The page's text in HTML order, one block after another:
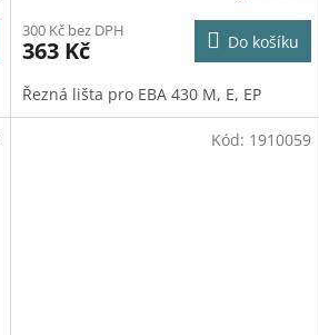
300 Kč bez DPH
363 Kč Do košíku
Řezná lišta pro EBA 430 M, E, EP
Kód: 1910059